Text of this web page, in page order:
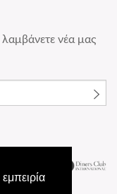
νέα μας